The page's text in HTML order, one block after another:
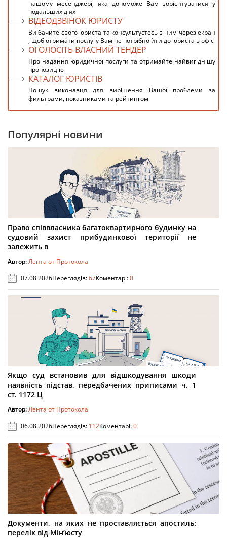
нашому месенджері, яка допоможе Вам зорієнтуватися у
подальших діях
ВІДЕОДЗВІНОК ЮРИСТУ
Ви бачите свого юриста та консультуєтесь з ним через екран
, щоб отримати послугу Вам не потрібно йти до юриста в офіс
ОГОЛОСІТЬ ВЛАСНИЙ ТЕНДЕР
Про надання юридичної послуги та отримайте найвигіднішу
пропозицію
КАТАЛОГ ЮРИСТІВ
Пошук виконавця для вирішення Вашої проблеми за
фильтрами, показниками та рейтингом
Популярні новини
Право співвласника багатоквартирного будинку на
судовий захист прибудинкової території не
залежить в
Автор:Лента от Протокола
07.08.2026Переглядів:67Коментарі:0
Якщо суд встановив для відшкодування шкоди
наявність підстав, передбачених приписами ч. 1
ст. 1172 Ц
Автор:Лента от Протокола
06.08.2026Переглядів: 112Коментарі:0
Документи, на яких не проставляється апостиль:
перелік від Мін’юсту